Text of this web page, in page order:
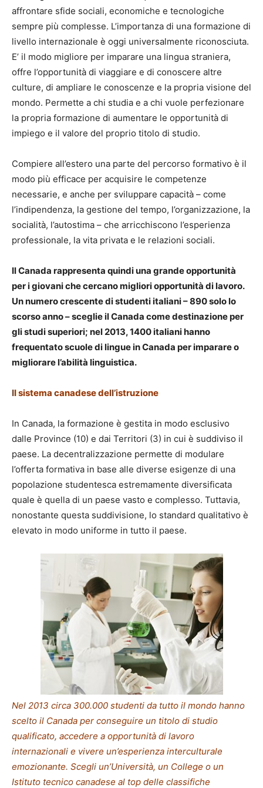
affrontare sfide sociali, economiche e tecnologiche
sempre più complesse. L’importanza di una formazione di
livello internazionale è oggi universalmente riconosciuta.
E’ il modo migliore per imparare una lingua straniera,
offre l’opportunità di viaggiare e di conoscere altre
culture, di ampliare le conoscenze e la propria visione del
mondo. Permette a chi studia e a chi vuole perfezionare
la propria formazione di aumentare le opportunità di
impiego e il valore del proprio titolo di studio.
Compiere all’estero una parte del percorso formativo è il
modo più efficace per acquisire le competenze
necessarie, e anche per sviluppare capacità – come
l’indipendenza, la gestione del tempo, l’organizzazione, la
socialità, l’autostima – che arricchiscono l’esperienza
professionale, la vita privata e le relazioni sociali.
Il Canada rappresenta quindi una grande opportunità
per i giovani che cercano migliori opportunità di lavoro.
Un numero crescente di studenti italiani – 890 solo lo
scorso anno – sceglie il Canada come destinazione per
gli studi superiori; nel 2013, 1400 italiani hanno
frequentato scuole di lingue in Canada per imparare o
migliorare l’abilità linguistica.
Il sistema canadese dell’istruzione
In Canada, la formazione è gestita in modo esclusivo
dalle Province (10) e dai Territori (3) in cui è suddiviso il
paese. La decentralizzazione permette di modulare
l’offerta formativa in base alle diverse esigenze di una
popolazione studentesca estremamente diversificata
quale è quella di un paese vasto e complesso. Tuttavia,
nonostante questa suddivisione, lo standard qualitativo è
elevato in modo uniforme in tutto il paese.
Nel 2013 circa 300.000 studenti da tutto il mondo hanno
scelto il Canada per conseguire un titolo di studio
qualificato, accedere a opportunità di lavoro
internazionali e vivere un’esperienza interculturale
emozionante. Scegli un’Università, un College o un
Istituto tecnico canadese al top delle classifiche